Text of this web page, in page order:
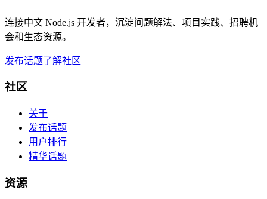
连接中文 Node.js 开发者，沉淀问题解法、项目实践、招聘机
会和生态资源。
发布话题了解社区
社区
关于
发布话题
用户排行
精华话题
资源